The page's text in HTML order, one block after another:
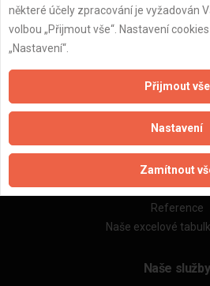
Důležité
Naše firmy a
Zpracování a ochrana
Zásady pro používání
Obchodní podmínky
Obchodní podmínky
Reference
Naše excelové
Naše služby
některé účely zpracování je vyžadován
volbou „Přijmout vše“. Nastavení
„Nastavení“.
Přijmout vše
Nastavení
Zamítnout